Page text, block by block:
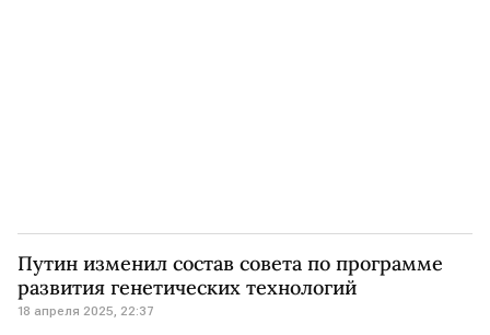
Путин изменил состав совета по программе
развития генетических технологий
18 апреля 2025, 22:37